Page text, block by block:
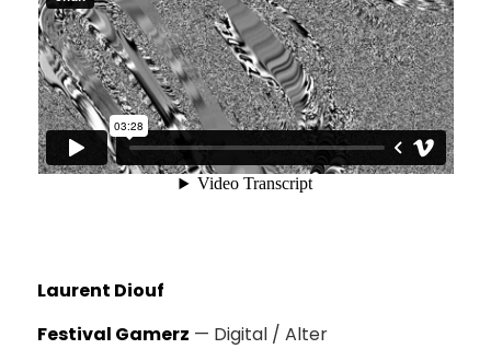
Laurent Diouf
Festival Gamerz — Digital / Alter